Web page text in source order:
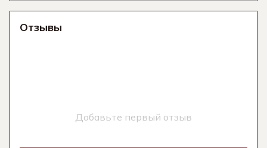
Отзывы
Добавьте первый отзыв